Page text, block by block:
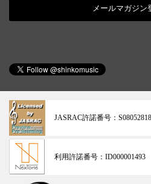
メールマガジン
JASRAC許諾番号：
利用許諾番号： ID000001493